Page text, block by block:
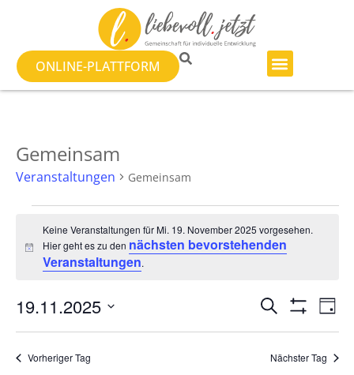
ONLINE-PLATTFORM
Gemeinsam
Veranstaltungen Gemeinsam
Hinweis
Keine Veranstaltungen für Mi. 19. November 2025 vorgesehen.
Hier geht es zu den nächsten bevorstehenden
Veranstaltungen.
Suche
SUCHE TAG
19.11.2025
wählen.
Vorheriger Tag Nächster Tag